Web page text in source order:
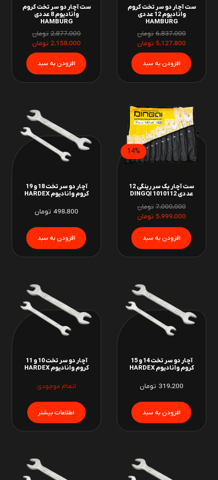
ست آچار دو سر تخت کروم
وانادیوم 12 عددی
HAMBURG
6،837،000 تومان
5،127،800 تومان
ست آچار دو سر تخت کروم
وانادیوم 8 عددی
HAMBURG
2،877،000 تومان
2،158،000 تومان
14%
ست آچار یک سر رینگی 12
عددی 1010112 DINGQI
7،000،000 تومان
5،999،000 تومان
آچار دو سر تخت 18 و 19
کروم وانادیوم HARDEX
498،800 تومان
آچار دو سر تخت 14 و 15
کروم وانادیوم HARDEX
319،200 تومان
آچار دو سر تخت 10 و 11
کروم وانادیوم HARDEX
اتمام موجودی